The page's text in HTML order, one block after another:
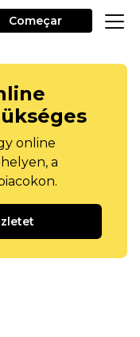
Começar
online
a